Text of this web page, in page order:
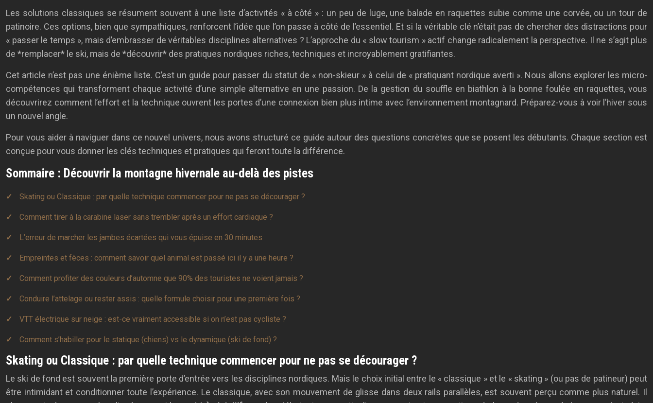
Les solutions classiques se résument souvent à une liste d’activités « à côté » : un peu de luge, une balade en raquettes subie comme une corvée, ou un tour de
patinoire. Ces options, bien que sympathiques, renforcent l’idée que l’on passe à côté de l’essentiel. Et si la véritable clé n’était pas de chercher des distractions pour
« passer le temps », mais d’embrasser de véritables disciplines alternatives ? L’approche du « slow tourism » actif change radicalement la perspective. Il ne s’agit plus
de *remplacer* le ski, mais de *découvrir* des pratiques nordiques riches, techniques et incroyablement gratifiantes.
Cet article n’est pas une énième liste. C’est un guide pour passer du statut de « non-skieur » à celui de « pratiquant nordique averti ». Nous allons explorer les micro-
compétences qui transforment chaque activité d’une simple alternative en une passion. De la gestion du souffle en biathlon à la bonne foulée en raquettes, vous
découvrirez comment l’effort et la technique ouvrent les portes d’une connexion bien plus intime avec l’environnement montagnard. Préparez-vous à voir l’hiver sous
un nouvel angle.
Pour vous aider à naviguer dans ce nouvel univers, nous avons structuré ce guide autour des questions concrètes que se posent les débutants. Chaque section est
conçue pour vous donner les clés techniques et pratiques qui feront toute la différence.
Sommaire : Découvrir la montagne hivernale au-delà des pistes
Skating ou Classique : par quelle technique commencer pour ne pas se décourager ?
Comment tirer à la carabine laser sans trembler après un effort cardiaque ?
L’erreur de marcher les jambes écartées qui vous épuise en 30 minutes
Empreintes et fèces : comment savoir quel animal est passé ici il y a une heure ?
Comment profiter des couleurs d’automne que 90% des touristes ne voient jamais ?
Conduire l’attelage ou rester assis : quelle formule choisir pour une première fois ?
VTT électrique sur neige : est-ce vraiment accessible si on n’est pas cycliste ?
Comment s’habiller pour le statique (chiens) vs le dynamique (ski de fond) ?
Skating ou Classique : par quelle technique commencer pour ne pas se décourager ?
Le ski de fond est souvent la première porte d’entrée vers les disciplines nordiques. Mais le choix initial entre le « classique » et le « skating » (ou pas de patineur) peut
être intimidant et conditionner toute l’expérience. Le classique, avec son mouvement de glisse dans deux rails parallèles, est souvent perçu comme plus naturel. Il